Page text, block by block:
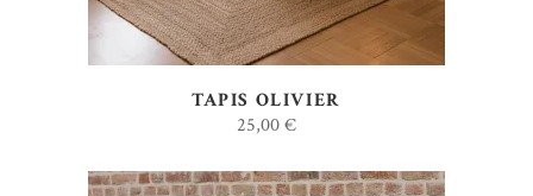
TAPIS OLIVIER
25,00€